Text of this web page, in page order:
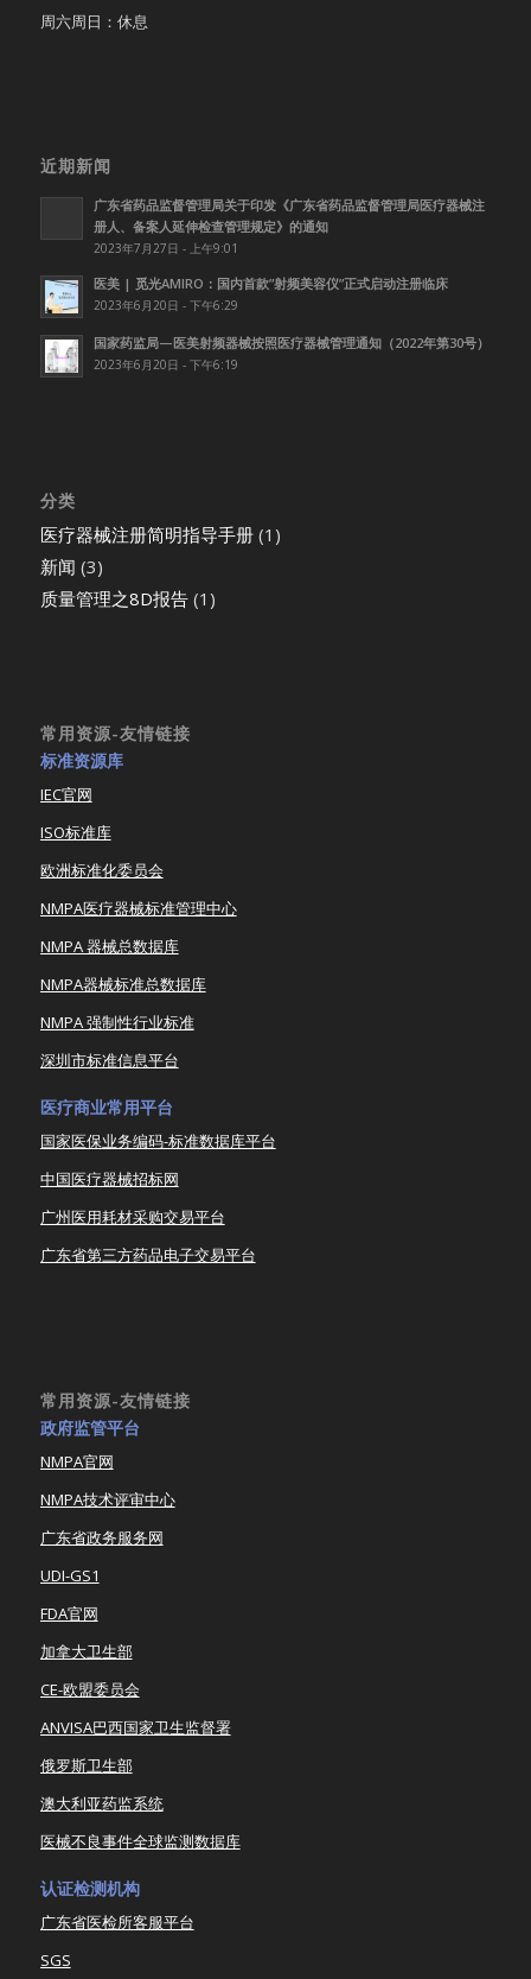
周六周日：休息
近期新闻
广东省药品监督管理局关于印发《广东省药品监督管理局医疗器械注
册人、备案人延伸检查管理规定》的通知
2023年7月27日 - 上午9:01
医美 | 觅光AMIRO：国内首款”射频美容仪”正式启动注册临床
2023年6月20日 - 下午6:29
国家药监局—医美射频器械按照医疗器械管理通知（2022年第30号）
2023年6月20日 - 下午6:19
分类
医疗器械注册简明指导手册(1)
新闻 (3)
质量管理之8D报告(1)
常用资源-友情链接
标准资源库
IEC官网
ISO标准库
欧洲标准化委员会
NMPA医疗器械标准管理中心
NMPA 器械总数据库
NMPA器械标准总数据库
NMPA 强制性行业标准
深圳市标准信息平台
医疗商业常用平台
国家医保业务编码-标准数据库平台
中国医疗器械招标网
广州医用耗材采购交易平台
广东省第三方药品电子交易平台
常用资源-友情链接
政府监管平台
NMPA官网
NMPA技术评审中心
广东省政务服务网
UDI-GS1
FDA官网
加拿大卫生部
CE-欧盟委员会
ANVISA巴西国家卫生监督署
俄罗斯卫生部
澳大利亚药监系统
医械不良事件全球监测数据库
认证检测机构
广东省医检所客服平台
SGS